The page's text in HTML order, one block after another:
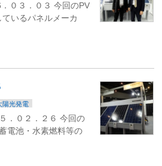
０３．０３ 今回のPV
いるパネルメーカ
陽光発電
．０２．２６ 今回の
電池・水素燃料等の